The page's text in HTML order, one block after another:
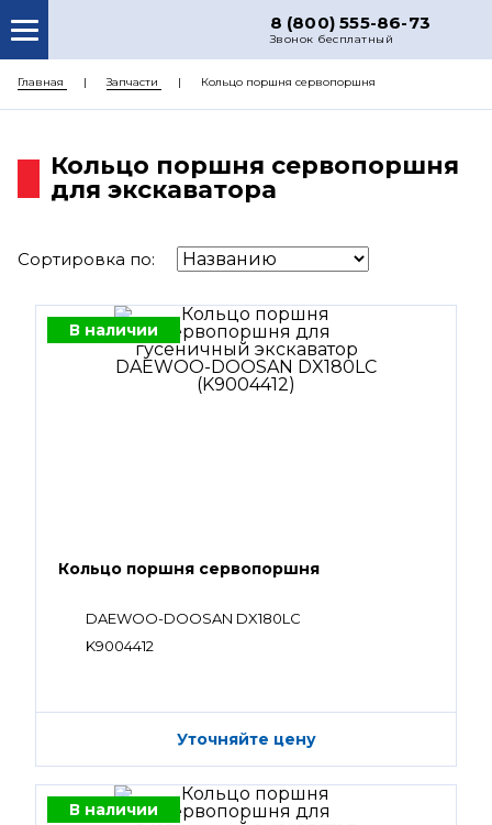
8 (800) 555-86-73
Звонок бесплатный
О НАС
РЕМОНТ
ДОСТАВКА
ЦЕНЫ
Главная Запчасти Кольцо поршня сервопоршня
Кольцо поршня сервопоршня
для экскаватора
Сортировка по:
В наличии
Кольцо поршня сервопоршня
DAEWOO-DOOSAN DX180LC
K9004412
Уточняйте цену
В наличии